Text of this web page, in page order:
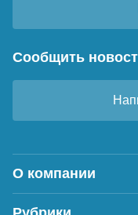
Сообщить
О компании